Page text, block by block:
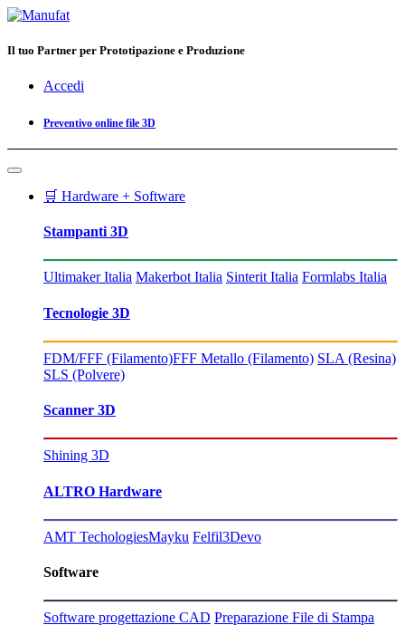
Il tuo Partner per Prototipazione e Produzione
Accedi
Preventivo online file 3D
🛒 Hardware + Software
Stampanti 3D
Ultimaker Italia Makerbot Italia Sinterit Italia Formlabs Italia
Tecnologie 3D
FDM/FFF (Filamento)FFF Metallo (Filamento) SLA (Resina)
SLS (Polvere)
Scanner 3D
Shining 3D
ALTRO Hardware
AMT TechologiesMayku Felfil3Devo
Software
Software progettazione CAD Preparazione File di Stampa